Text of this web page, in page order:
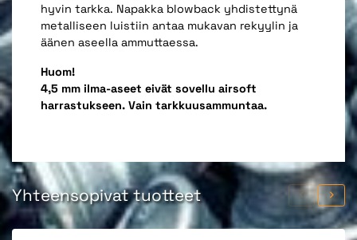
hyvin tarkka. Napakka blowback yhdistettynä
metalliseen luistiin antaa mukavan rekyylin ja
äänen aseella ammuttaessa.
Huom!
4,5 mm ilma-aseet eivät sovellu airsoft
harrastukseen. Vain tarkkuusammuntaa.
Yhteensopivat tuotteet